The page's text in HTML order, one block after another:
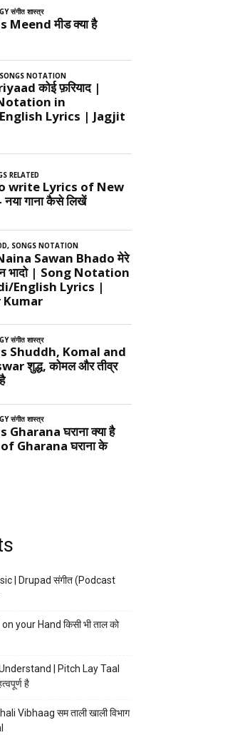
| Drupad संगीत (Podcast
your Hand किसी भी ताल को
| Pitch Lay Taal
है
Vibhaag सम ताली खाली विभाग